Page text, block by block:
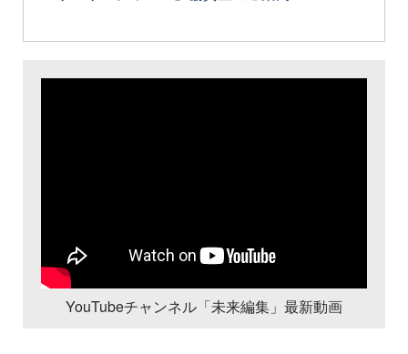
YouTubeチャンネル「未来編集」最新動画